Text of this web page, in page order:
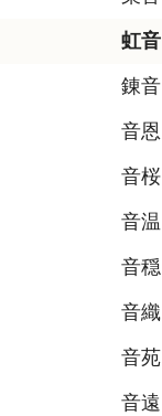
虹音
錬音
音恩
音桜
音温
音穏
音織
音苑
音遠